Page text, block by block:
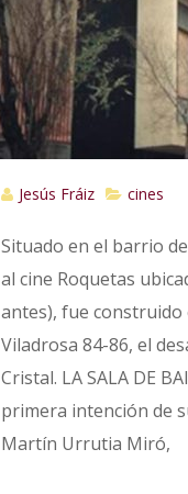
Jesús Fráiz cines
Situado en el barrio
al cine Roquetas
antes), fue construido
Viladrosa 84-86, el
Cristal. LA SALA DE
primera intención de
Martín Urrutia Miró,